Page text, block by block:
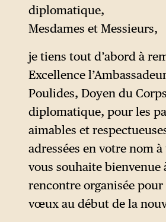
diplomatique,
Mesdames et Messieurs,
je tiens tout d’abord à
Excellence
Poulides, Doyen du Corps
diplomatique, pour les
aimables et
adressées en votre nom
vous souhaite bienvenue
rencontre organisée pour
vœux au début de la